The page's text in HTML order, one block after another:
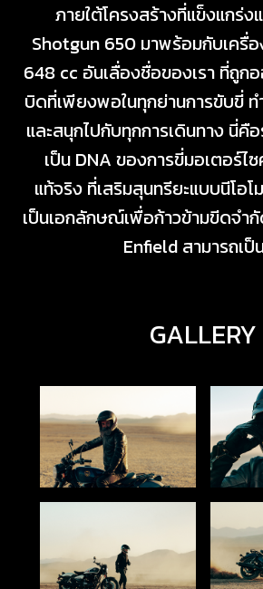
ภายใต้โครงสร้างที่แข็งแกร่ง
Shotgun 650 มาพร้อมกับเครื่
648 cc อันเลื่องชื่อของเรา ที่ถูก
บิดที่เพียงพอในทุกย่านการขับขี่ ท
และสนุกไปกับทุกการเดินทาง นี่คื
เป็น DNA ของการขี่มอเตอร์ไ
แท้จริง ที่เสริมสุนทรียะแบบนีโอโ
เป็นเอกลักษณ์เพื่อก้าวข้ามขีดจำ
Enfield สามารถเป็
GALLERY